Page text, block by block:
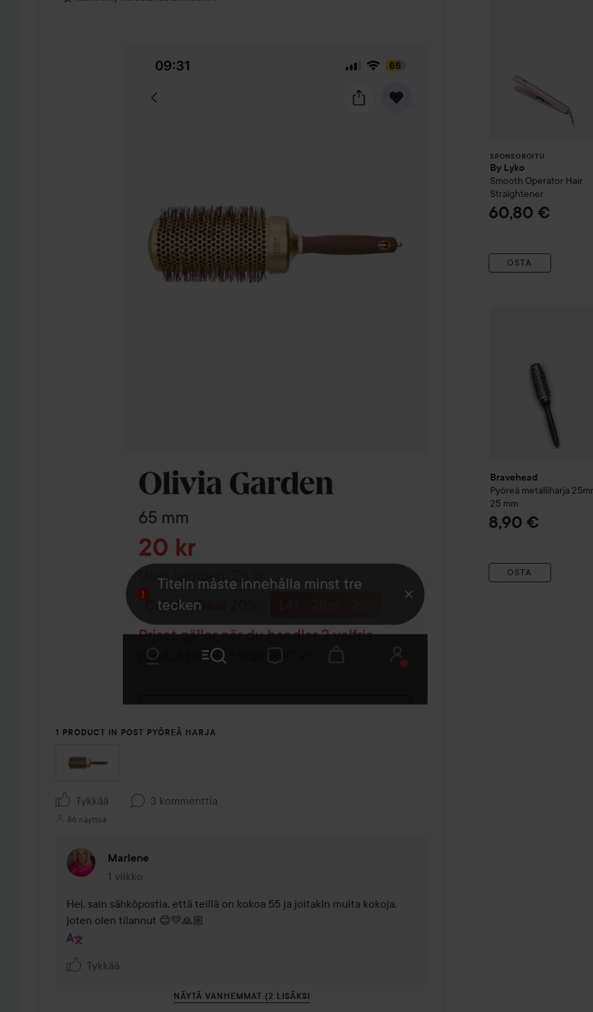
1 PRODUCT IN POST PYÖREÄ HARJA
Tykkää 3 kommenttia
86 näyttöä
Marlene
1 viikko
Kommentti lisättiin 1 viikko
Hei, sain sähköpostia, että teillä on kokoa 55 ja joitakin muita kokoja,
joten olen tilannut 😊💛🙏🏼
Tykkää
NÄYTÄ VANHEMMAT (2 LISÄKSI
SPONSOROITU
By Lyko
Smooth Operator Hair
Straightener
60,80 €
OSTA
Bravehead
Pyöreä metalliharja
25 mm
8,90 €
OSTA